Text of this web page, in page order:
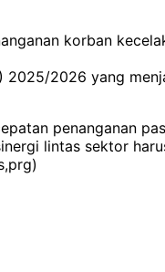
korban
2025/2026 yang
penanganan
lintas sektor